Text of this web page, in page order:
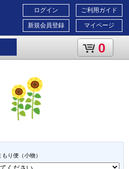
ご利用ガイド
マイページ
ログイン
新規会員登録
0
もり便（小物）